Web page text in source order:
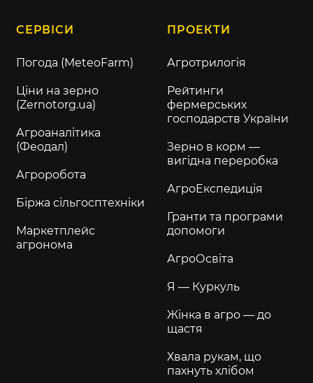
СЕРВІСИ
Погода (MeteoFarm)
Ціни на зерно
(Zernotorg.ua)
Агроаналітика
(Феодал)
Агроробота
Біржа сільгосптехніки
Маркетплейс
агронома
ПРОЕКТИ
Агротрилогія
Рейтинги
фермерських
господарств України
Зерно в корм —
вигідна переробка
АгроЕкспедиція
Гранти та програми
допомоги
АгроОсвіта
Я — Куркуль
Жінка в агро — до
щастя
Хвала рукам, що
пахнуть хлібом